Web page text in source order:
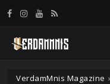
VerdamMnis Magazine
Panneau de gestion des